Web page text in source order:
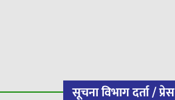
सूचना विभाग दर्ता /